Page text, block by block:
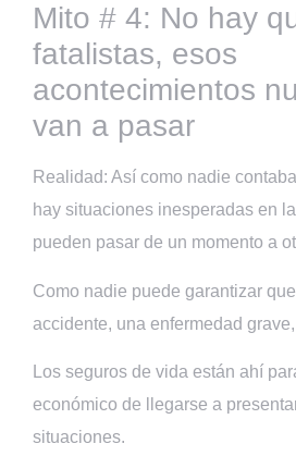
Mito # 4: No hay
fatalistas, esos
acontecimientos
van a pasar
Realidad: Así como nadie
hay situaciones inesperadas en
pueden pasar de un momento a
Como nadie puede garantizar
accidente, una enfermedad
Los seguros de vida están ahí
económico de llegarse a
situaciones.